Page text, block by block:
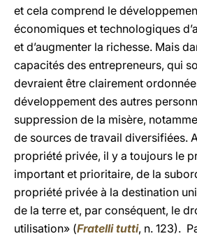
et cela comprend le
économiques et technologiques
et d’augmenter la richesse. Mais
capacités des entrepreneurs, qui
devraient être clairement
développement des autres
suppression de la misère,
de sources de travail diversifiées.
propriété privée, il y a toujours le
important et prioritaire, de la
propriété privée à la destination
de la terre et, par conséquent, le
utilisation» (Fratelli tutti, n. 123).